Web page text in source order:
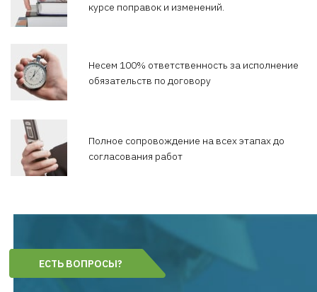
курсе поправок и изменений.
Несем 100% ответственность за исполнение
обязательств по договору
Полное сопровождение на всех этапах до
согласования работ
ЕСТЬ ВОПРОСЫ?